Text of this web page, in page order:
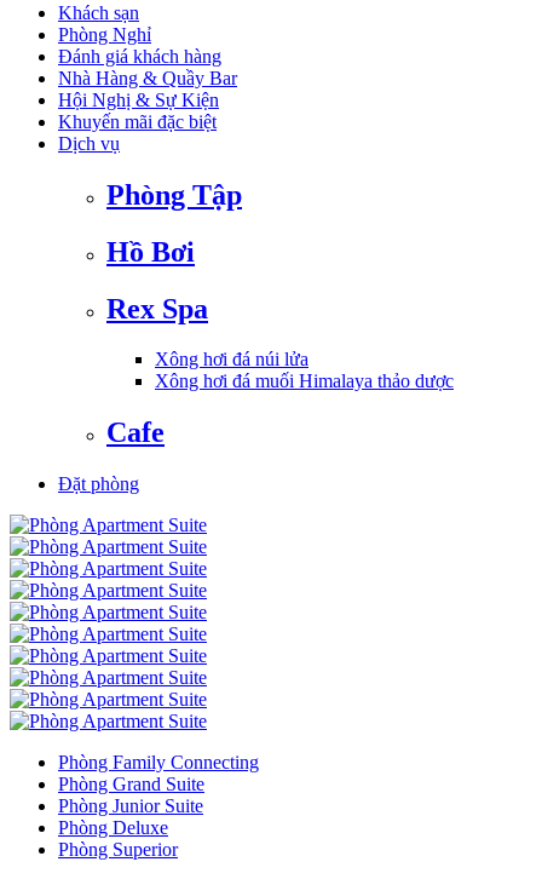
Khách sạn
Phòng Nghỉ
Đánh giá khách hàng
Nhà Hàng & Quầy Bar
Hội Nghị & Sự Kiện
Khuyến mãi đặc biệt
Dịch vụ
Phòng Tập
Hồ Bơi
Rex Spa
Xông hơi đá núi lửa
Xông hơi đá muối Himalaya thảo dược
Cafe
Đặt phòng
Phòng Family Connecting
Phòng Grand Suite
Phòng Junior Suite
Phòng Deluxe
Phòng Superior